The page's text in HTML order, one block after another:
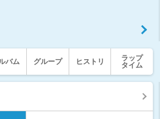
バム グループ ヒストリ
ラップ
タイム